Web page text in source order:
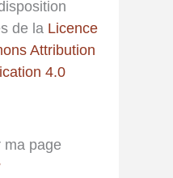
de la Licence
Attribution
4.0
ma page